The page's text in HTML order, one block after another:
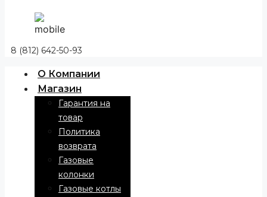
8 (812) 642-50-93
О Компании
Магазин
Гарантия на
товар
Политика
возврата
Газовые
колонки
Газовые котлы